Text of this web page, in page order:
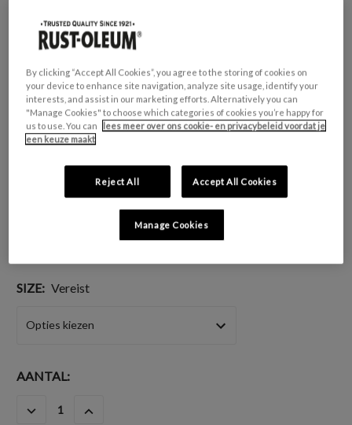
GESCHIKT VOOR:
KLEURGROEP:
SIZE: Vereist
HUIDIGE
AANTAL:
HOEVEELHEIDHOEVEELHEID
By clicking “Accept All Cookies”, you agree to the storing of cookies on
your device to enhance site navigation, analyze site usage, identify your
interests, and assist in our marketing efforts. Alternatively you can
"Manage Cookies" to choose which categories of cookies you’re happy for
us to use. You can
lees meer over ons cookie- en privacybeleid voordat je
een keuze maakt
Reject All Accept All Cookies
Manage Cookies